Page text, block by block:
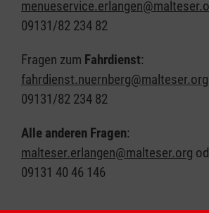
09131/82 234 82
Fragen zum Fahrdienst:
fahrdienst.nuernberg@malteser.org
09131/82 234 82
Alle anderen Fragen:
malteser.erlangen@malteser.org
09131 40 46 146